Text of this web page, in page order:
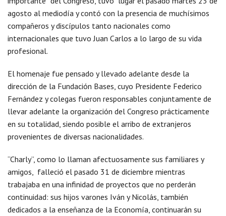
agosto al mediodía y contó con la presencia de muchísimos
compañeros y discípulos tanto nacionales como
internacionales que tuvo Juan Carlos a lo largo de su vida
profesional.
El homenaje fue pensado y llevado adelante desde la
dirección de la Fundación Bases, cuyo Presidente Federico
Fernández y colegas fueron responsables conjuntamente de
llevar adelante la organización del Congreso prácticamente
en su totalidad, siendo posible el arribo de extranjeros
provenientes de diversas nacionalidades.
“Charly”, como lo llaman afectuosamente sus familiares y
amigos, falleció el pasado 31 de diciembre mientras
trabajaba en una infinidad de proyectos que no perderán
continuidad: sus hijos varones Iván y Nicolás, también
dedicados a la enseñanza de la Economía, continuarán su